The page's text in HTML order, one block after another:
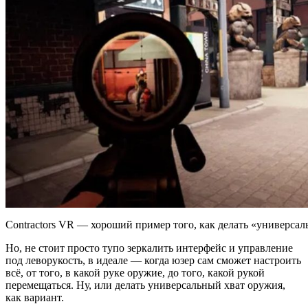
Contractors VR — хороший пример того, как делать
Но, не стоит просто тупо зеркалить интерфейс и управление
под леворукость, в идеале — когда юзер сам сможет настроить
всё, от того, в какой руке оружие, до того, какой рукой
перемещаться. Ну, или делать универсальный хват оружия,
как вариант.